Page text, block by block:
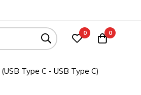
0 0
Type C - USB Type C)